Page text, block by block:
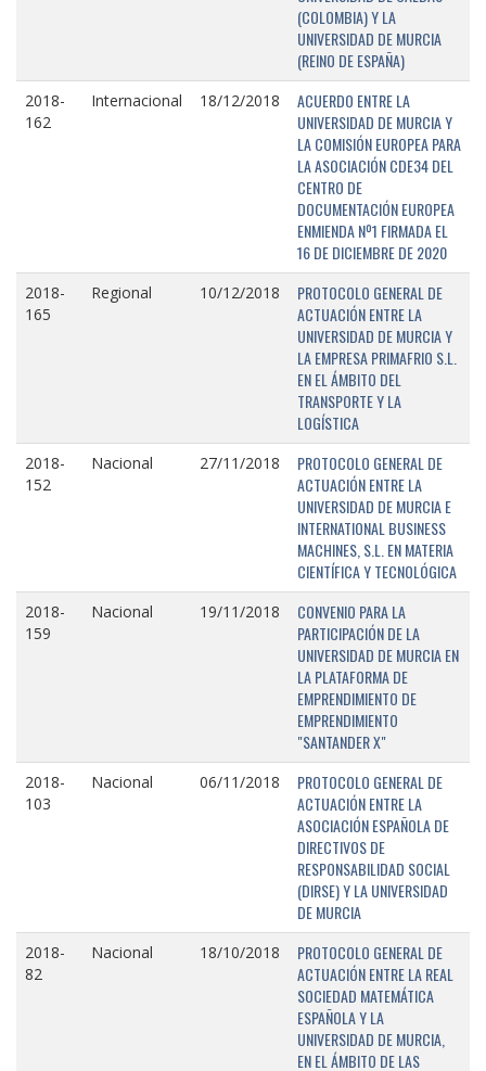
(COLOMBIA) Y LA
UNIVERSIDAD DE MURCIA
(REINO DE ESPAÑA)
2018-
162
Internacional 18/12/2018
ACUERDO ENTRE LA
UNIVERSIDAD DE MURCIA Y
LA COMISIÓN EUROPEA PARA
LA ASOCIACIÓN CDE34 DEL
CENTRO DE
DOCUMENTACIÓN EUROPEA
ENMIENDA Nº1 FIRMADA EL
16 DE DICIEMBRE DE 2020
2018-
165
Regional 10/12/2018
PROTOCOLO GENERAL DE
ACTUACIÓN ENTRE LA
UNIVERSIDAD DE MURCIA Y
LA EMPRESA PRIMAFRIO S.L.
EN EL ÁMBITO DEL
TRANSPORTE Y LA
LOGÍSTICA
2018-
152
Nacional 27/11/2018
PROTOCOLO GENERAL DE
ACTUACIÓN ENTRE LA
UNIVERSIDAD DE MURCIA E
INTERNATIONAL BUSINESS
MACHINES, S.L. EN MATERIA
CIENTÍFICA Y TECNOLÓGICA
2018-
159
Nacional 19/11/2018
CONVENIO PARA LA
PARTICIPACIÓN DE LA
UNIVERSIDAD DE MURCIA EN
LA PLATAFORMA DE
EMPRENDIMIENTO DE
EMPRENDIMIENTO
"SANTANDER X"
2018-
103
Nacional 06/11/2018
PROTOCOLO GENERAL DE
ACTUACIÓN ENTRE LA
ASOCIACIÓN ESPAÑOLA DE
DIRECTIVOS DE
RESPONSABILIDAD SOCIAL
(DIRSE) Y LA UNIVERSIDAD
DE MURCIA
2018-
82
Nacional 18/10/2018
PROTOCOLO GENERAL DE
ACTUACIÓN ENTRE LA REAL
SOCIEDAD MATEMÁTICA
ESPAÑOLA Y LA
UNIVERSIDAD DE MURCIA,
EN EL ÁMBITO DE LAS